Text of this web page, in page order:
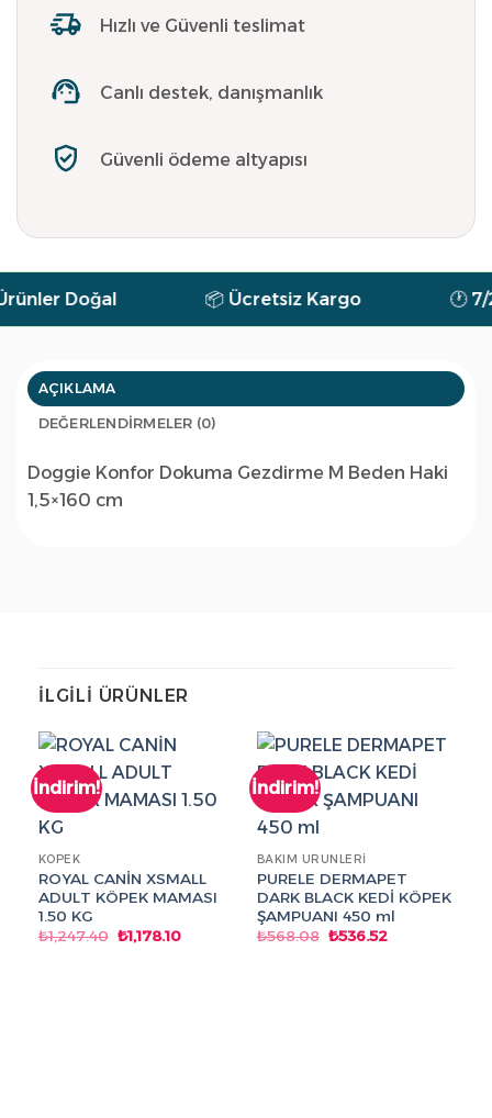
Hızlı ve Güvenli teslimat
Canlı destek, danışmanlık
Güvenli ödeme altyapısı
Doğal 📦 Ücretsiz Kargo 🕐 7/24
AÇIKLAMA
DEĞERLENDIRMELER (0)
Doggie Konfor Dokuma Gezdirme M Beden Haki
1,5×160 cm
İLGILI ÜRÜNLER
İndirim!
KÖPEK
ROYAL CANİN XSMALL
ADULT KÖPEK MAMASI
1.50 KG
₺1,247.40 Orijinal
fiyat:
₺1,178.10Şu
İndirim!
BAKIM ÜRÜNLERI
PURELE DERMAPET
DARK BLACK KEDİ KÖPEK
ŞAMPUANI 450 ml
₺568.08 Orijinal
₺536.52Şu